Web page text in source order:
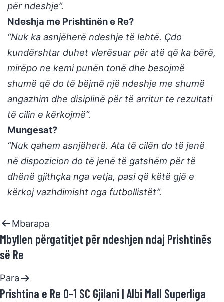
për ndeshje”.
Ndeshja me Prishtinën e Re?
“Nuk ka asnjëherë ndeshje të lehtë. Çdo
kundërshtar duhet vlerësuar për atë që ka bërë,
mirëpo ne kemi punën tonë dhe besojmë
shumë që do të bëjmë një ndeshje me shumë
angazhim dhe disiplinë për të arritur te rezultati
të cilin e kërkojmë”.
Mungesat?
“Nuk qahem asnjëherë. Ata të cilën do të jenë
në dispozicion do të jenë të gatshëm për të
dhënë gjithçka nga vetja, pasi që këtë gjë e
kërkoj vazhdimisht nga futbollistët”.
Mbarapa
Mbyllen përgatitjet për ndeshjen ndaj Prishtinës
së Re
Para
Prishtina e Re 0-1 SC Gjilani | Albi Mall Superliga